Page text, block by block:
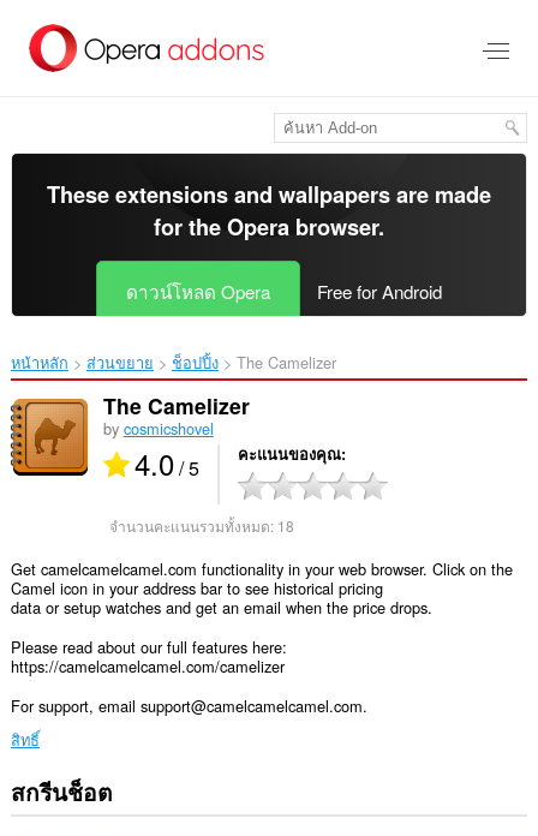
These extensions and wallpapers are made
for theOpera browser.
ดาวน์โหลด Opera Free for Android
หน้าหลัก ส่วนขยาย ช็อปปิ้ง The Camelizer‎
The Camelizer
by cosmicshovel
4.0/ 5 คะแนนของคุณ
จำนวนคะแนนรวมทั้งหมด: 18
Get camelcamelcamel.com functionality in your web browser. Click on the
Camel icon in your address bar to see historical pricing
data or setup watches and get an email when the price drops.
Please read about our full features here:
https://camelcamelcamel.com/camelizer
For support, email support@camelcamelcamel.com.
สิทธิ์
ส่วน
ขยาย
สกรีนช็อต